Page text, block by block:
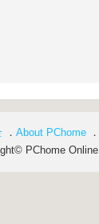
． About PChome ．
PChome Online